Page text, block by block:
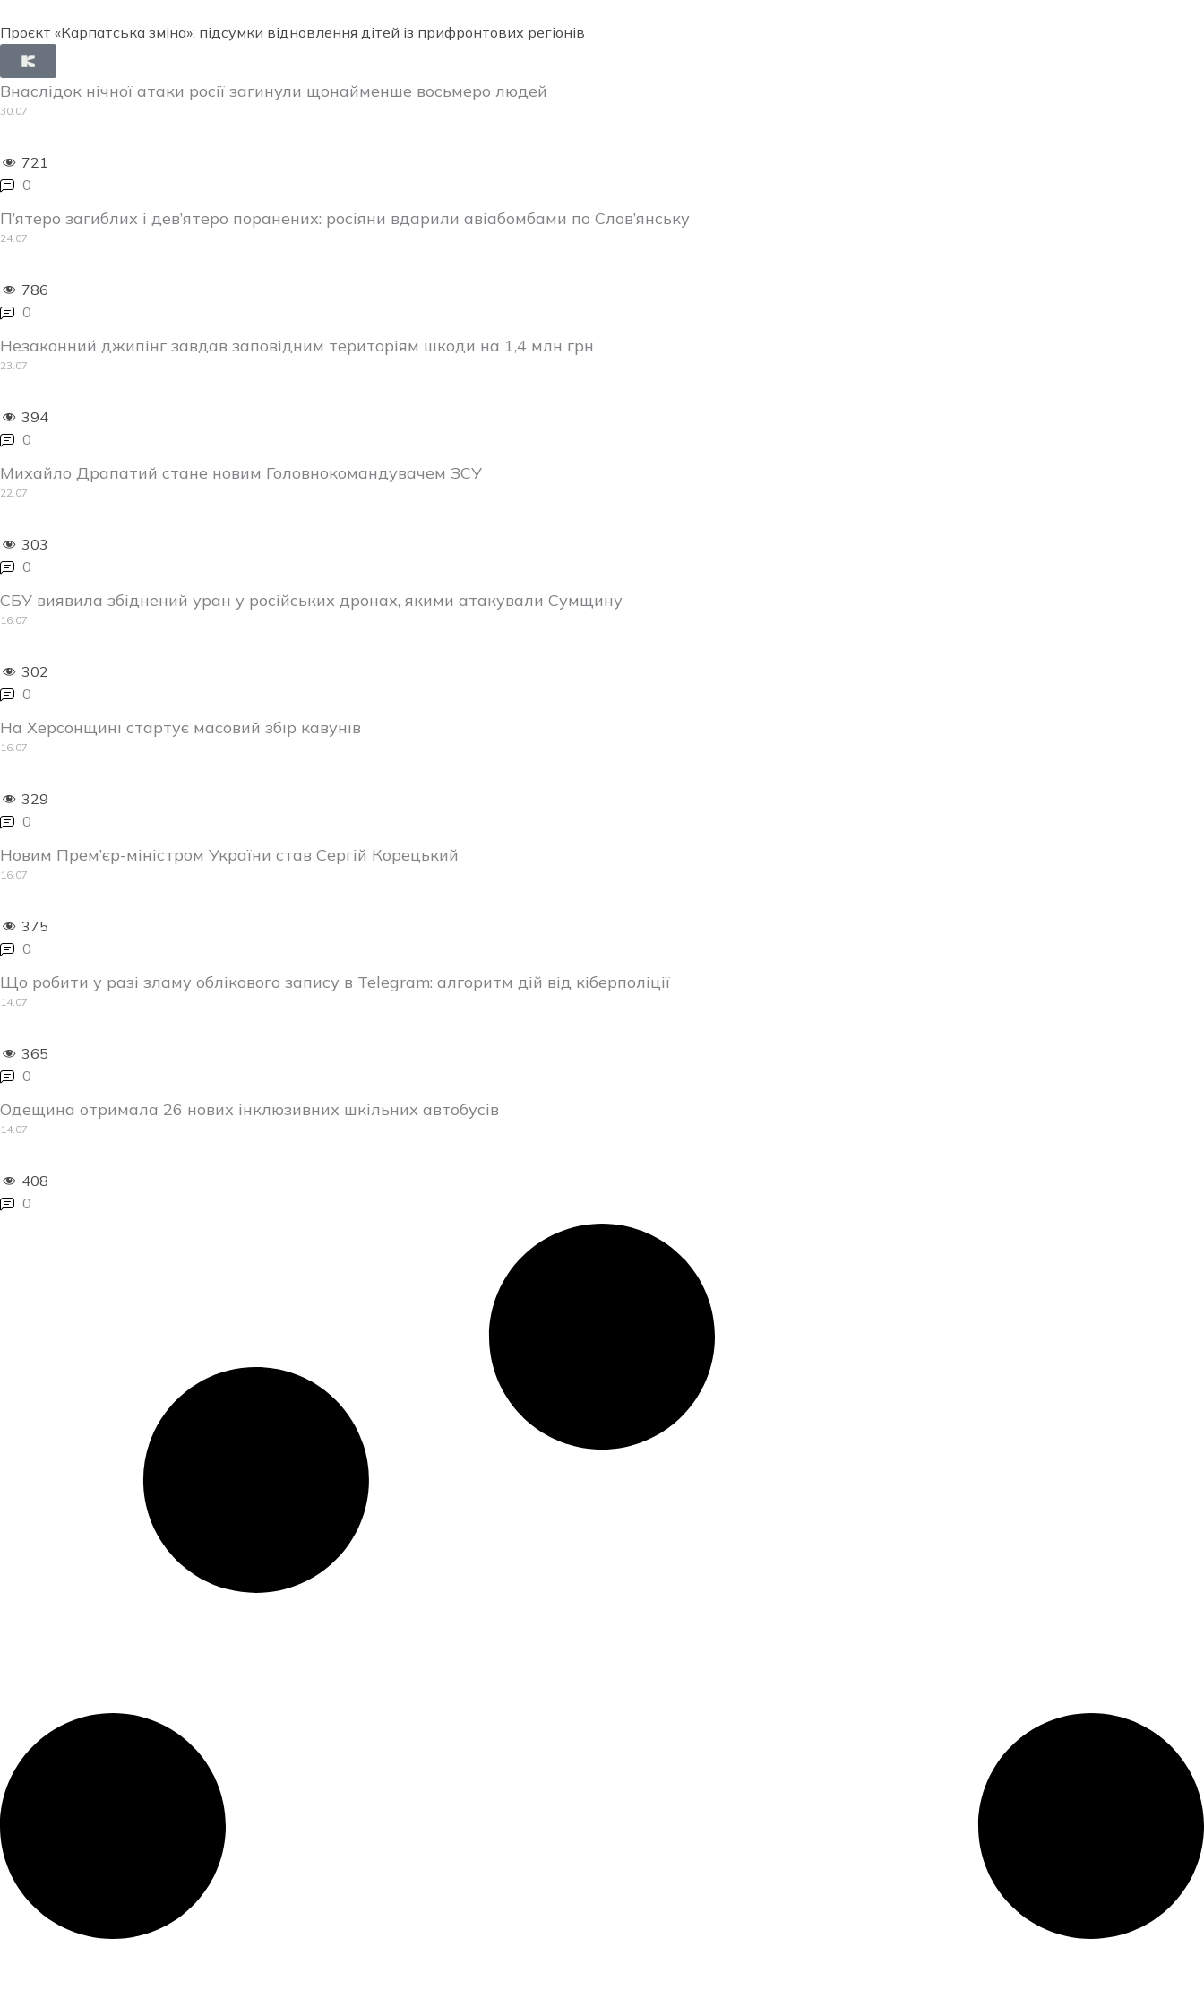
Проєкт «Карпатська зміна»: підсумки відновлення дітей із прифронтових регіонів
Внаслідок нічної атаки росії загинули щонайменше восьмеро людей
30.07
721
0
П’ятеро загиблих і дев’ятеро поранених: росіяни вдарили авіабомбами по Слов’янську
24.07
786
0
Незаконний джипінг завдав заповідним територіям шкоди на 1,4 млн грн
23.07
394
0
Михайло Драпатий стане новим Головнокомандувачем ЗСУ
22.07
303
0
СБУ виявила збіднений уран у російських дронах, якими атакували Сумщину
16.07
302
0
На Херсонщині стартує масовий збір кавунів
16.07
329
0
Новим Прем’єр-міністром України став Сергій Корецький
16.07
375
0
Що робити у разі зламу облікового запису в Telegram: алгоритм дій від кіберполіції
14.07
365
0
Одещина отримала 26 нових інклюзивних шкільних автобусів
14.07
408
0